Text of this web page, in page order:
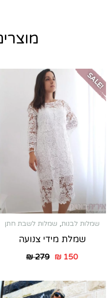
SALE!
שמלות לבנות, שמלות לשבת חתן
שמלת מידי צנועה
₪279 ₪150